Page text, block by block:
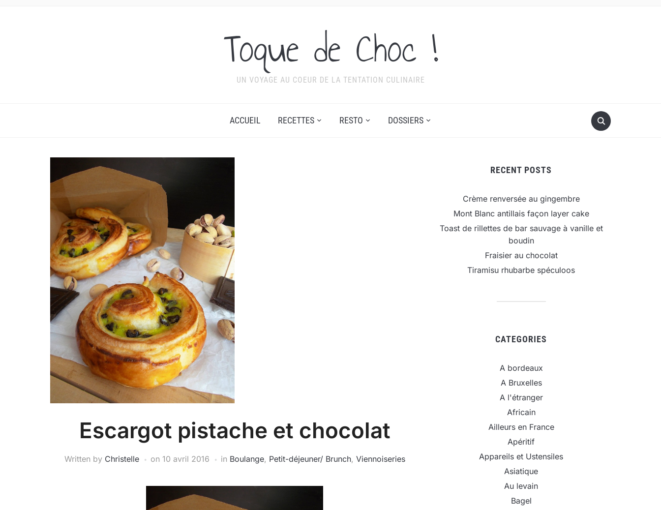
Toque de Choc !
UN VOYAGE AU COEUR DE LA TENTATION CULINAIRE
ACCUEIL RECETTES RESTO DOSSIERS
Escargot pistache et chocolat
Written by Christelle on 10 avril 2016 in Boulange, Petit-déjeuner/ Brunch, Viennoiseries
RECENT POSTS
Crème renversée au gingembre
Mont Blanc antillais façon layer cake
Toast de rillettes de bar sauvage à vanille et
boudin
Fraisier au chocolat
Tiramisu rhubarbe spéculoos
CATEGORIES
A bordeaux
A Bruxelles
A l'étranger
Africain
Ailleurs en France
Apéritif
Appareils et Ustensiles
Asiatique
Au levain
Bagel